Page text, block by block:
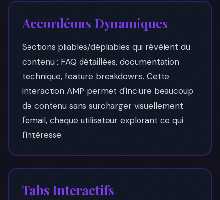
Accordéons Dynamiques
Sections pliables/dépliables qui révèlent du
contenu : FAQ détaillées, documentation
technique, feature breakdowns. Cette
interaction AMP permet d'inclure beaucoup
de contenu sans surcharger visuellement
l'email, chaque utilisateur explorant ce qui
l'intéresse.
Tabs Interactifs